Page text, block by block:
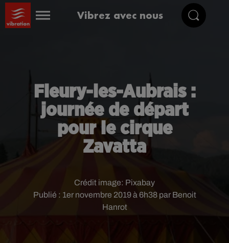
Vibrez avec nous
Fleury-les-Aubrais :
journée de départ
pour le cirque
Zavatta
Publié : 1er novembre 2019 à 6h38 par Benoit
Hanrot
Crédit image: Pixabay